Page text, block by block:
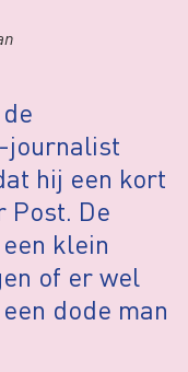
journalist
hij een kort
Post. De
klein
of er wel
dode man